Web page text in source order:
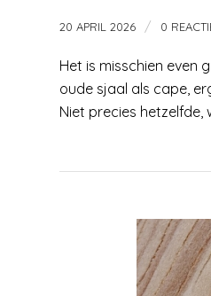
20 APRIL 2026 / 0
Het is misschien even
oude sjaal als cape,
Niet precies hetzelfde,